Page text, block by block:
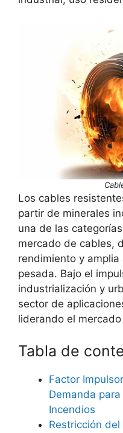
Los cables
partir de minerales
una de las
mercado de cables,
rendimiento y
pesada. Bajo el
industrialización y
sector de
liderando el
Tabla de
Factor
Demanda
Incendios
Restricción